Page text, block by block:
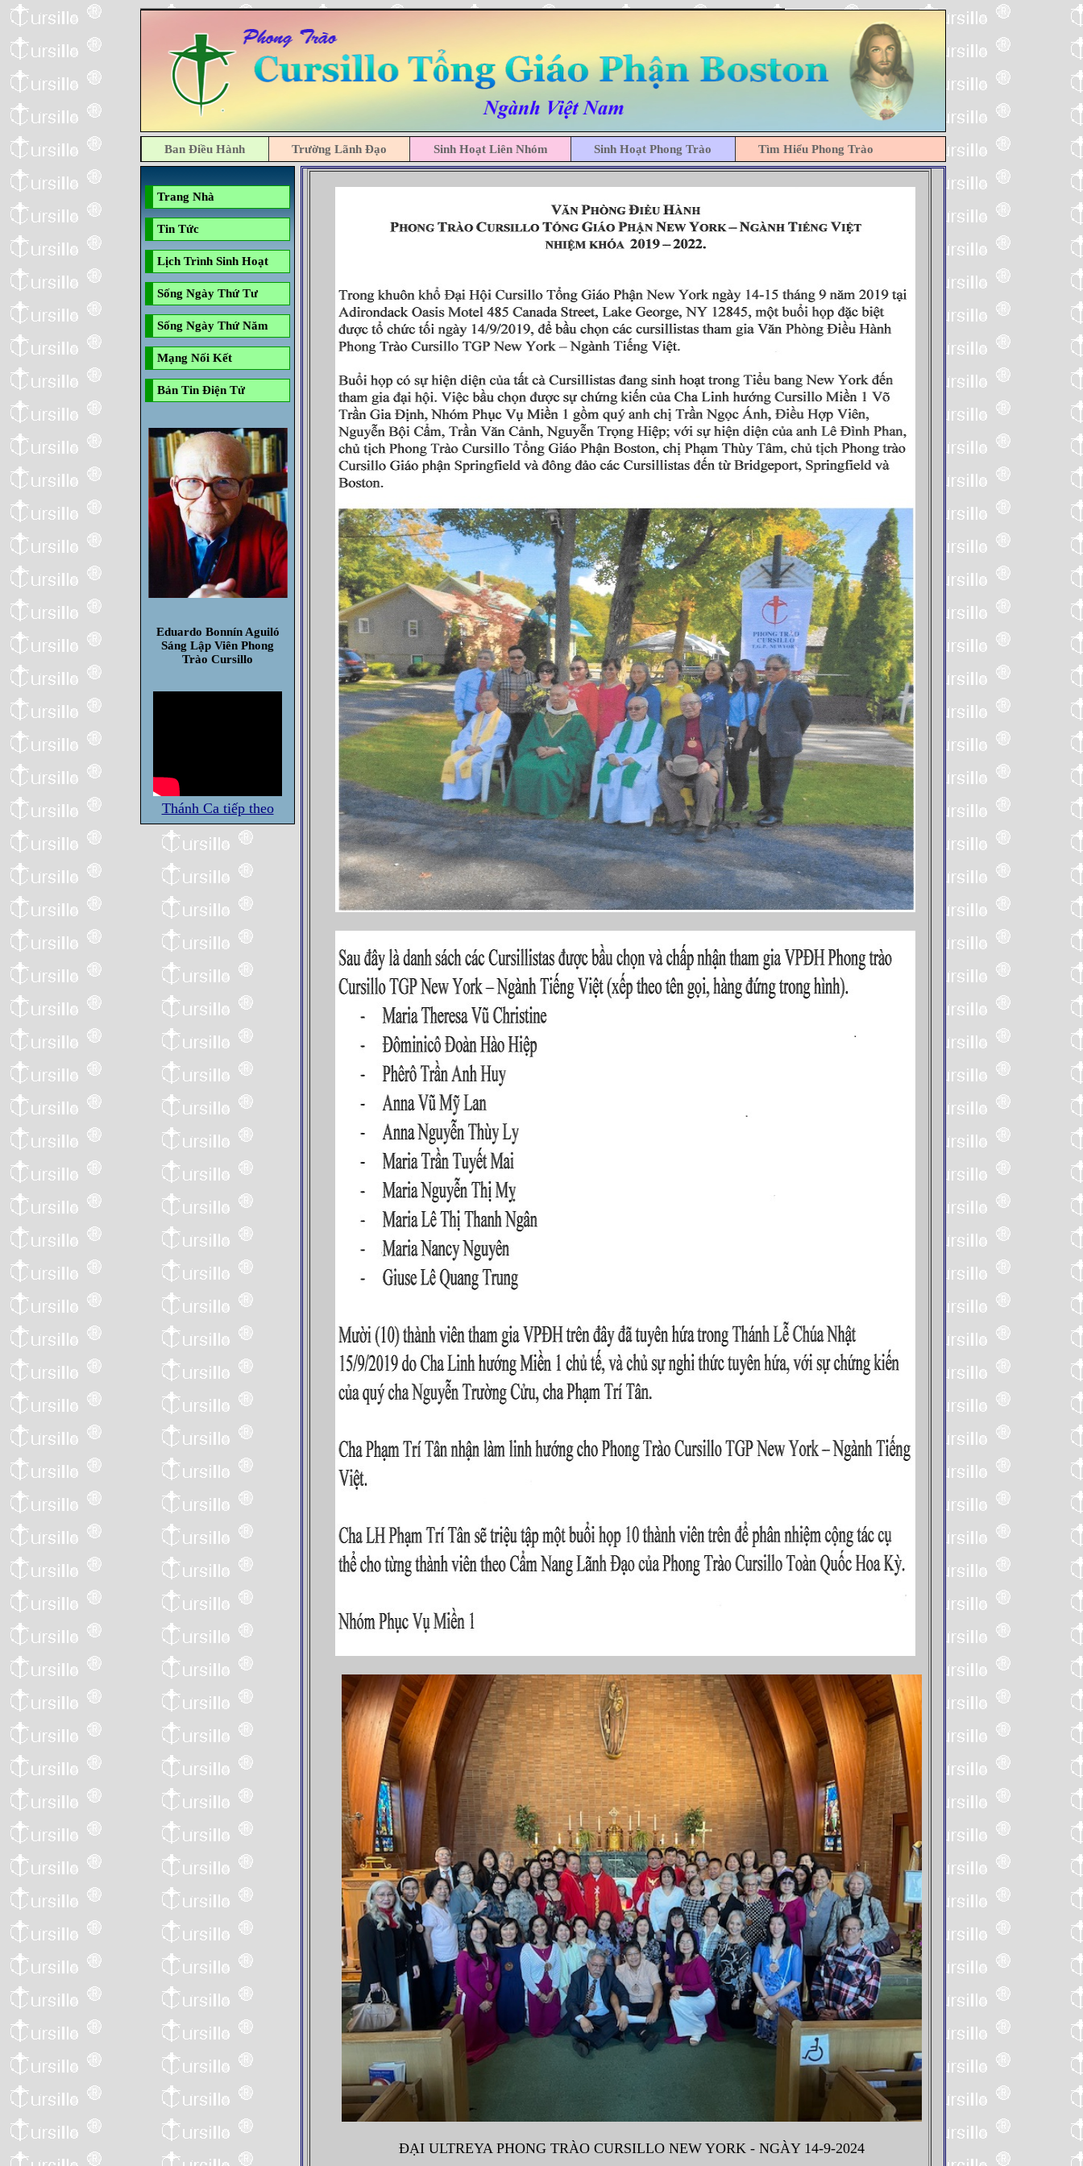
Ban Điều Hành Trường Lãnh Đạo Sinh Hoạt Liên Nhóm Sinh Hoạt Phong Trào Tìm Hiểu Phong Trào
Trang Nhà
Tin Tức
Lịch Trình Sinh Hoạt
Sống Ngày Thứ Tư
Sống Ngày Thứ Năm
Mạng Nối Kết
Bản Tin Điện Tử
Eduardo Bonnín Aguiló
Sáng Lập Viên Phong
Trào Cursillo
Thánh Ca tiếp theo
ĐẠI ULTREYA PHONG TRÀO CURSILLO NEW YORK - NGÀY 14-9-2024